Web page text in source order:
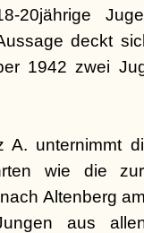
20jährige
deckt
1942 zwei
unternimmt
wie die
Altenberg
aus